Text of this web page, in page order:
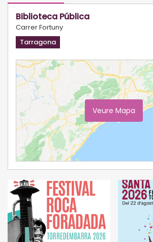
Biblioteca Pública
Carrer Fortuny
Tarragona
Veure Mapa